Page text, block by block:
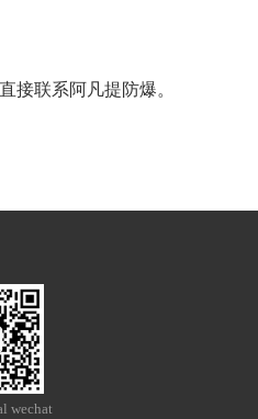
接联系阿凡提防爆。
wechat